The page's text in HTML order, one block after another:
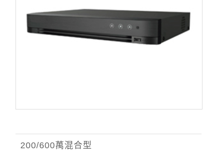
200/600萬混合型